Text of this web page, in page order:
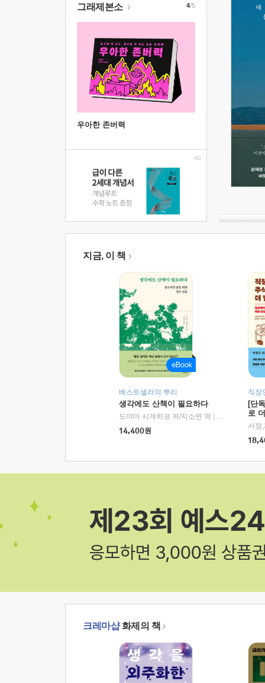
그래제본소
우아한 존버력
4/5
지금, 이 책
베스트셀러의 뿌리
생각에도 산책이 필요하다
도야마 시게히코 저/지소연 역
알에이치코리
14,400원
직장
[단
로
크레마샵화제의 책